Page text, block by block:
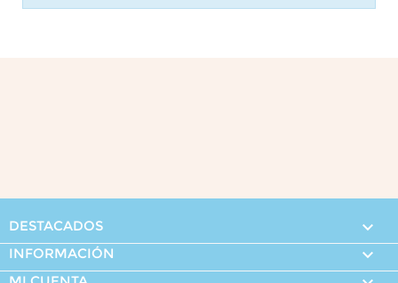
DESTACADOS 
INFORMACIÓN 